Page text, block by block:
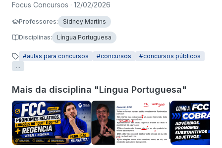
Focus Concursos · 12/02/2026
Professores: Sidney Martins
Disciplinas: Língua Portuguesa
#aulas para concursos #concursos #concursos públicos
...
Mais da disciplina "Língua Portuguesa"